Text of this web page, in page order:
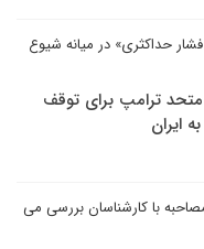
فشار حداکثری» در میانه شیوع
ترامپ برای توقف
ایران
با کارشناسان بررسی می